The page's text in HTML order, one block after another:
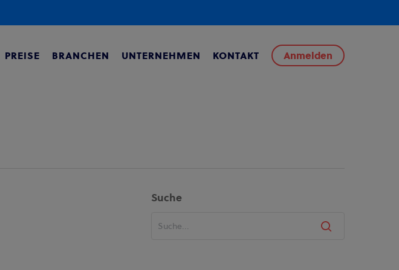
PREISE BRANCHEN UNTERNEHMEN KONTAKT Anmelden
Suche